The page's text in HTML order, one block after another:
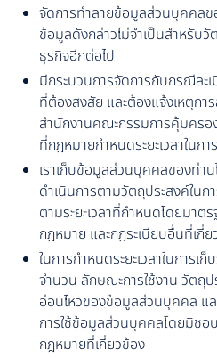
จัดการทำลายข้อมูลส่วนบุคคล
ข้อมูลดังกล่าวไม่จำเป็นสำหรับ
ธุรกิจอีกต่อไป
มีกระบวนการจัดการกับกรณีล
ที่ต้องสงสัย และต้องแจ้งเหตุก
สำนักงานคณะกรรมการคุ้มคร
ที่กฎหมายกำหนดระยะเวลาใน
เราเก็บข้อมูลส่วนบุคคลของท่านไ
ดำเนินการตามวัตถุประสงค์ในก
ตามระยะเวลาที่กำหนดโดยมา
กฎหมาย และกฎระเบียบอื่นที่เกี่
ในการกำหนดระยะเวลาในการเ
จำนวน ลักษณะการใช้งาน วัตถุป
อ่อนไหวของข้อมูลส่วนบุคคล แล
การใช้ข้อมูลส่วนบุคคลโดยมิชอบ
กฎหมายที่เกี่ยวข้อง